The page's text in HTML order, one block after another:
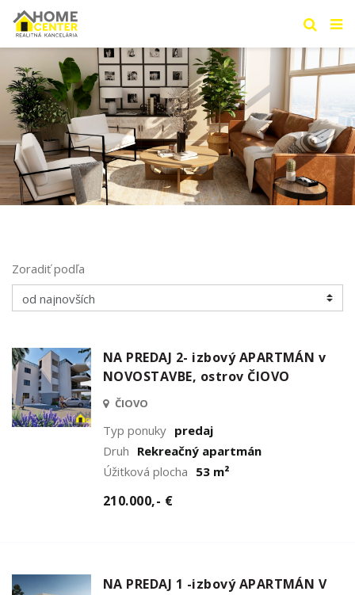
Zoradiť podľa
NA PREDAJ 2- izbový APARTMÁN v
NOVOSTAVBE, ostrov ČIOVO
ČIOVO
Typ ponuky predaj
Druh Rekreačný apartmán
Úžitková plocha 53 m²
210.000,- €
NA PREDAJ 1 -izbový APARTMÁN V